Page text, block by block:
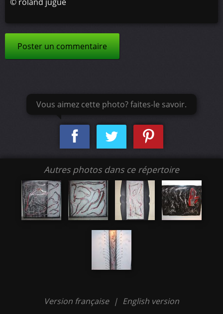
Poster un commentaire
Vous aimez cette photo? faites-le savoir.
Autres photos dans ce répertoire
Version française | English version